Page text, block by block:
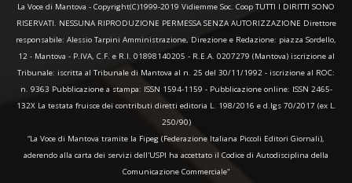
La Voce di Mantova - Copyright(C)1999-2019 Vidiemme Soc. Coop TUTTI I DIRITTI SONO
RISERVATI. NESSUNA RIPRODUZIONE PERMESSA SENZA AUTORIZZAZIONE Direttore
responsabile: Alessio Tarpini Amministrazione, Direzione e Redazione: piazza Sordello,
12 - Mantova - P.IVA, C.F. e R.I. 01898140205 - R.E.A. 0207279 (Mantova) iscrizione al
Tribunale: iscritta al Tribunale di Mantova al n. 25 del 30/11/1992 - iscrizione al ROC:
n. 9363 Pubblicazione a stampa: ISSN 1594-1159 - Pubblicazione online: ISSN 2465-
132X La testata fruisce dei contributi diretti editoria L. 198/2016 e d.lgs 70/2017 (ex L.
250/90)
“La Voce di Mantova tramite la Fipeg (Federazione Italiana Piccoli Editori Giornali),
aderendo alla carta dei servizi dell'USPI ha accettato il Codice di Autodisciplina della
Comunicazione Commerciale"